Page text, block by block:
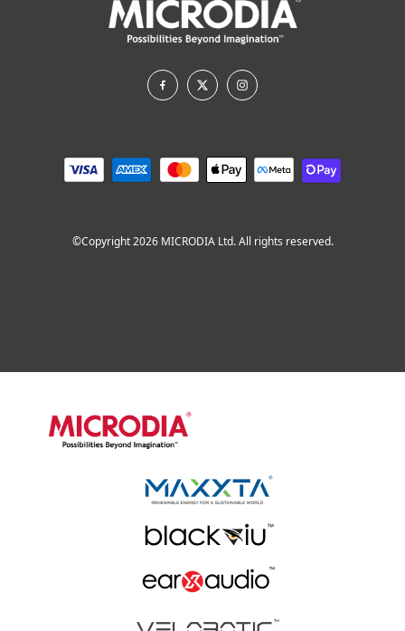
©Copyright 2026 MICRODIA Ltd. All rights reserved.